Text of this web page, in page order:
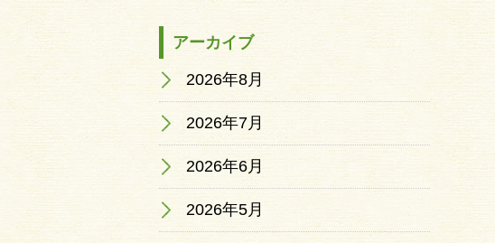
アーカイブ
2026年8月
2026年7月
2026年6月
2026年5月